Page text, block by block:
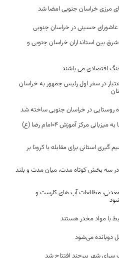
مرزی خراسان جنوبی امضا شد
عاشورای حسینی در خراسان جنوبی
بین استانداران خراسان جنوبی و
اقتصادی می باشند
تومان اعتبار در سفر اول رئیس جمهور به خراسان
پایان مسابقات دومیدانی قهرمانی نزاجا به میزبانی مرکز آموزش ۰۴امام رضا (ع)
گیری استانی برای مقابله با کرونا بر
در سه بخش کوتاه مدت، میان مدت و بلند
معدنی، مطالعات آب های کارست و
با مواد مخدر هستند
دوبانده می‌شود